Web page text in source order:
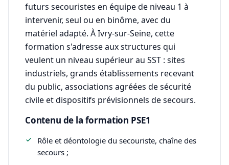
futurs secouristes en équipe de niveau 1 à
intervenir, seul ou en binôme, avec du
matériel adapté. À Ivry-sur-Seine, cette
formation s'adresse aux structures qui
veulent un niveau supérieur au SST : sites
industriels, grands établissements recevant
du public, associations agréées de sécurité
civile et dispositifs prévisionnels de secours.
Contenu de la formation PSE1
Rôle et déontologie du secouriste, chaîne des
secours ;